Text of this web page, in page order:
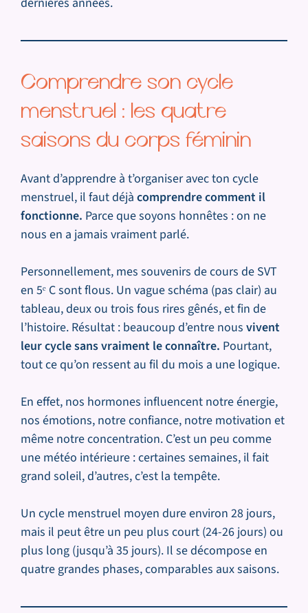
Comprendre son cycle
menstruel : les quatre
saisons du corps féminin
Avant d’apprendre à t’organiser avec ton cycle
menstruel, il faut déjà comprendre comment il
fonctionne. Parce que soyons honnêtes : on ne
nous en a jamais vraiment parlé.
Personnellement, mes souvenirs de cours de SVT
en 5ᵉ C sont flous. Un vague schéma (pas clair) au
tableau, deux ou trois fous rires gênés, et fin de
l’histoire. Résultat : beaucoup d’entre nous vivent
leur cycle sans vraiment le connaître. Pourtant,
tout ce qu’on ressent au fil du mois a une logique.
En effet, nos hormones influencent notre énergie,
nos émotions, notre confiance, notre motivation et
même notre concentration. C’est un peu comme
une météo intérieure : certaines semaines, il fait
grand soleil, d’autres, c’est la tempête.
Un cycle menstruel moyen dure environ 28 jours,
mais il peut être un peu plus court (24-26 jours) ou
plus long (jusqu’à 35 jours). Il se décompose en
quatre grandes phases, comparables aux saisons.